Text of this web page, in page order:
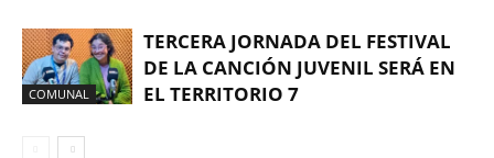
COMUNAL
TERCERA JORNADA DEL FESTIVAL
DE LA CANCIÓN JUVENIL SERÁ EN
EL TERRITORIO 7